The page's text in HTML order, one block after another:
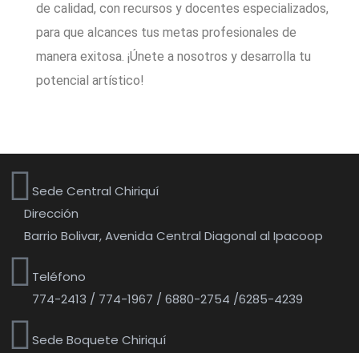
de calidad, con recursos y docentes especializados,
para que alcances tus metas profesionales de
manera exitosa. ¡Únete a nosotros y desarrolla tu
potencial artístico!
Sede Central Chiriquí
Dirección
Barrio Bolivar, Avenida Central Diagonal al Ipacoop
Teléfono
774-2413 / 774-1967 / 6880-2754 /6285-4239
Sede Boquete Chiriquí